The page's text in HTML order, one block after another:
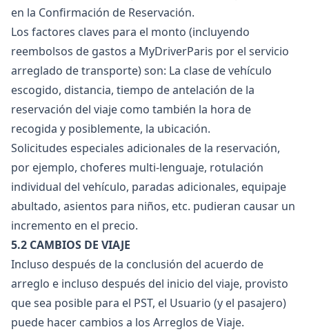
en la Confirmación de Reservación.
Los factores claves para el monto (incluyendo
reembolsos de gastos a MyDriverParis por el servicio
arreglado de transporte) son: La clase de vehículo
escogido, distancia, tiempo de antelación de la
reservación del viaje como también la hora de
recogida y posiblemente, la ubicación.
Solicitudes especiales adicionales de la reservación,
por ejemplo, choferes multi-lenguaje, rotulación
individual del vehículo, paradas adicionales, equipaje
abultado, asientos para niños, etc. pudieran causar un
incremento en el precio.
5.2 CAMBIOS DE VIAJE
Incluso después de la conclusión del acuerdo de
arreglo e incluso después del inicio del viaje, provisto
que sea posible para el PST, el Usuario (y el pasajero)
puede hacer cambios a los Arreglos de Viaje.